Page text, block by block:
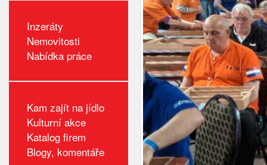
Inzeráty
Nemovitosti
Nabídka práce
Kam zajít na jídlo
Kulturní akce
Katalog firem
Blogy, komentáře